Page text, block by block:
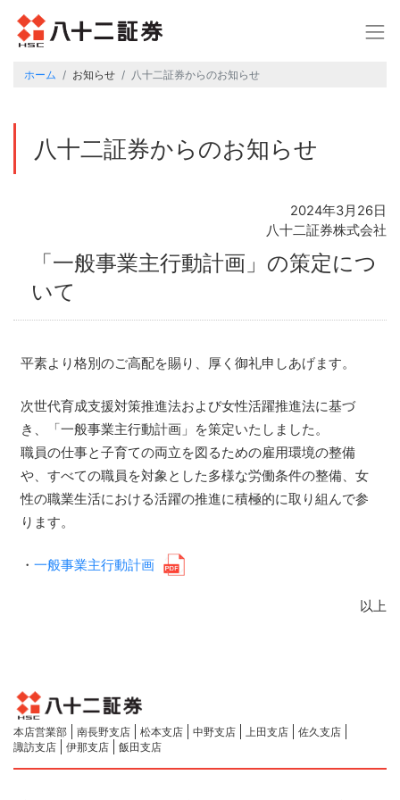
ホーム お知らせ 八十二証券からのお知らせ
八十二証券からのお知らせ
2024年3月26日
八十二証券株式会社
「一般事業主行動計画」の策定につ
いて
平素より格別のご高配を賜り、厚く御礼申しあげます。
次世代育成支援対策推進法および女性活躍推進法に基づ
き、「一般事業主行動計画」を策定いたしました。
職員の仕事と子育ての両立を図るための雇用環境の整備
や、すべての職員を対象とした多様な労働条件の整備、女
性の職業生活における活躍の推進に積極的に取り組んで参
ります。
・一般事業主行動計画
以上
本店営業部 南長野支店 松本支店 中野支店 上田支店
佐久支店
諏訪支店
伊那支店 飯田支店